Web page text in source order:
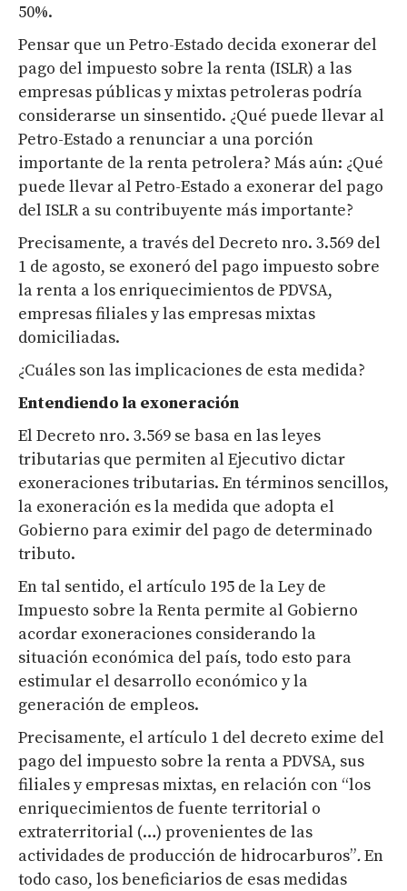
50%.
Pensar que un Petro-Estado decida exonerar del
pago del impuesto sobre la renta (ISLR) a las
empresas públicas y mixtas petroleras podría
considerarse un sinsentido. ¿Qué puede llevar al
Petro-Estado a renunciar a una porción
importante de la renta petrolera? Más aún: ¿Qué
puede llevar al Petro-Estado a exonerar del pago
del ISLR a su contribuyente más importante?
Precisamente, a través del Decreto nro. 3.569 del
1 de agosto, se exoneró del pago impuesto sobre
la renta a los enriquecimientos de PDVSA,
empresas filiales y las empresas mixtas
domiciliadas.
¿Cuáles son las implicaciones de esta medida?
Entendiendo la exoneración
El Decreto nro. 3.569 se basa en las leyes
tributarias que permiten al Ejecutivo dictar
exoneraciones tributarias. En términos sencillos,
la exoneración es la medida que adopta el
Gobierno para eximir del pago de determinado
tributo.
En tal sentido, el artículo 195 de la Ley de
Impuesto sobre la Renta permite al Gobierno
acordar exoneraciones considerando la
situación económica del país, todo esto para
estimular el desarrollo económico y la
generación de empleos.
Precisamente, el artículo 1 del decreto exime del
pago del impuesto sobre la renta a PDVSA, sus
filiales y empresas mixtas, en relación con “los
enriquecimientos de fuente territorial o
extraterritorial (…) provenientes de las
actividades de producción de hidrocarburos”.En
todo caso, los beneficiarios de esas medidas